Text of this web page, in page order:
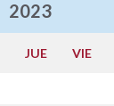
2023
JUE VIE